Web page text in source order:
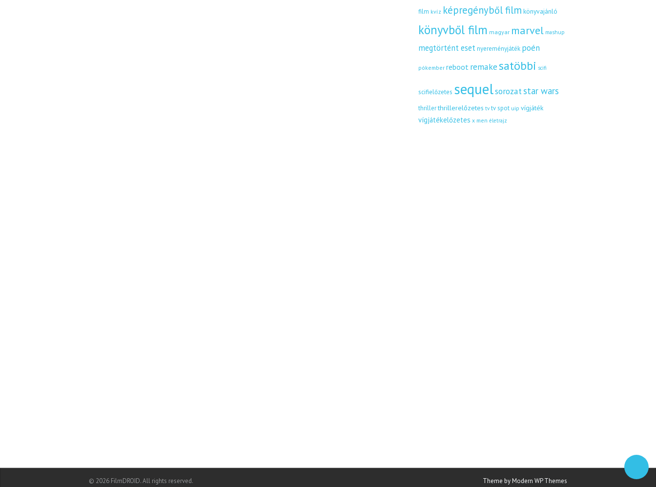
film kvíz képregényből film könyvajánló
könyvből film magyar marvel mashup
megtörtént esetnyereményjáték poén
pókember reboot remakesatöbbi scifi
scifielőzetes sequelsorozatstar wars
thrillerthrillerelőzetes tv tv spot uip vígjáték
vígjátékelőzetes x men életrajz
© 2026 FilmDROID. All rights reserved. Theme by Modern WP Themes